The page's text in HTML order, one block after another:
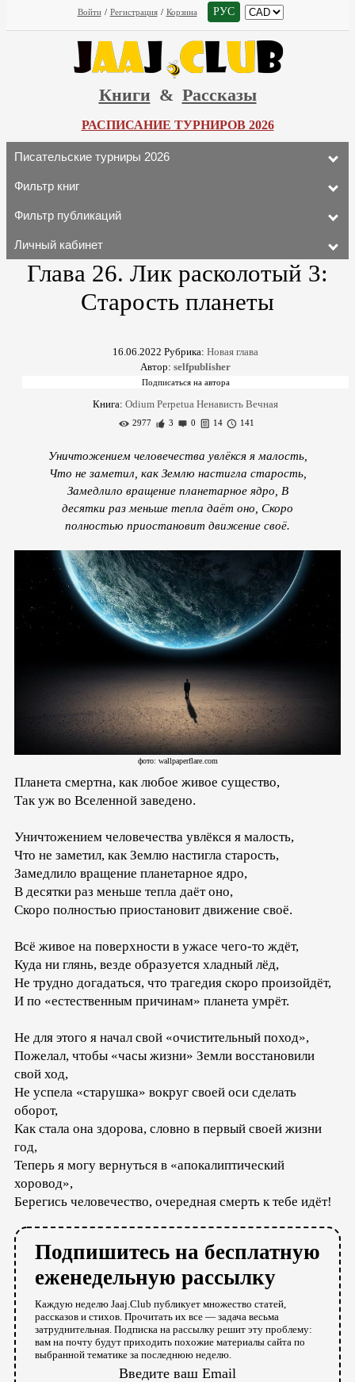
Войти / Регистрация / Корзина РУС
Книги & Рассказы
РАСПИСАНИЕ ТУРНИРОВ 2026
Писательские турниры 2026
Фильтр книг
Фильтр публикаций
Личный кабинет
Глава 26. Лик расколотый 3:
Старость планеты
16.06.2022 Рубрика: Новая глава
Автор: selfpublisher
Книга: Odium Perpetua Ненависть Вечная
2977 3 0 14 141
Уничтожением человечества увлёкся я малость,
Что не заметил, как Землю настигла старость,
Замедлило вращение планетарное ядро, В
десятки раз меньше тепла даёт оно, Скоро
полностью приостановит движение своё.
фото: wallpaperflare.com
Планета смертна, как любое живое существо,
Так уж во Вселенной заведено.
Уничтожением человечества увлёкся я малость,
Что не заметил, как Землю настигла старость,
Замедлило вращение планетарное ядро,
В десятки раз меньше тепла даёт оно,
Скоро полностью приостановит движение своё.
Всё живое на поверхности в ужасе чего-то ждёт,
Куда ни глянь, везде образуется хладный лёд,
Не трудно догадаться, что трагедия скоро произойдёт,
И по «естественным причинам» планета умрёт.
Не для этого я начал свой «очистительный поход»,
Пожелал, чтобы «часы жизни» Земли восстановили
свой ход,
Не успела «старушка» вокруг своей оси сделать
оборот,
Как стала она здорова, словно в первый своей жизни
год,
Теперь я могу вернуться в «апокалиптический
хоровод»,
Берегись человечество, очередная смерть к тебе идёт!
Подпишитесь на бесплатную
еженедельную рассылку
Каждую неделю Jaaj.Club публикует множество статей,
рассказов и стихов. Прочитать их все — задача весьма
затруднительная. Подписка на рассылку решит эту проблему:
вам на почту будут приходить похожие материалы сайта по
выбранной тематике за последнюю неделю.
Введите ваш Email